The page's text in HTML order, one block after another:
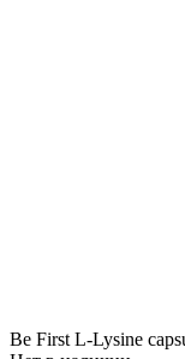
Be First L-Lysine